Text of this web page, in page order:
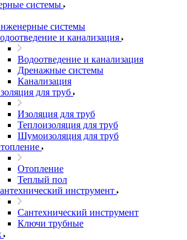
системы
системы
и канализация
Водоотведение и канализация
Дренажные системы
Канализация
для труб
Изоляция для труб
Теплоизоляция для труб
Шумоизоляция для труб
Отопление
Теплый пол
инструмент
Сантехнический инструмент
Ключи трубные